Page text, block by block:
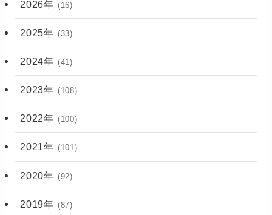
2026年 (16)
2025年 (33)
2024年 (41)
2023年 (108)
2022年 (100)
2021年 (101)
2020年 (92)
2019年 (87)